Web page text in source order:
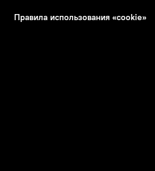
Правила использования «cookie»